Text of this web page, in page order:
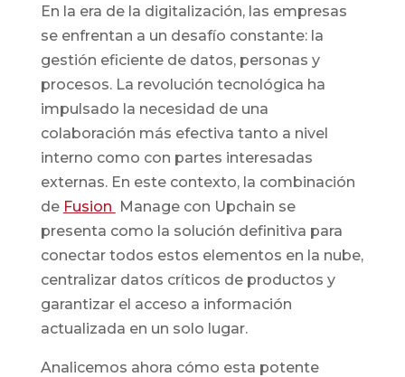
En la era de la digitalización, las empresas
se enfrentan a un desafío constante: la
gestión eficiente de datos, personas y
procesos. La revolución tecnológica ha
impulsado la necesidad de una
colaboración más efectiva tanto a nivel
interno como con partes interesadas
externas. En este contexto, la combinación
de Fusion Manage con Upchain se
presenta como la solución definitiva para
conectar todos estos elementos en la nube,
centralizar datos críticos de productos y
garantizar el acceso a información
actualizada en un solo lugar.
Analicemos ahora cómo esta potente